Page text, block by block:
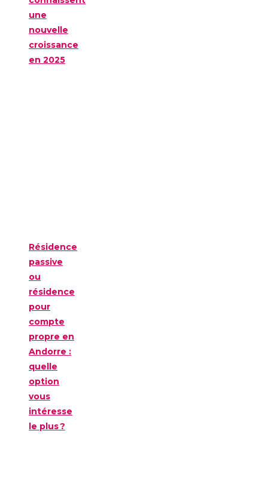
une
nouvelle
croissance
en 2025
Résidence
passive
ou
résidence
pour
compte
propre en
Andorre :
quelle
option
vous
intéresse
le plus ?